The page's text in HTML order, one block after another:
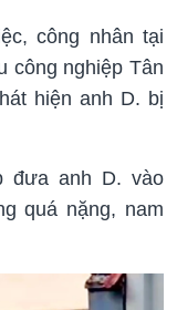
công nhân tại
công nghiệp Tân
hiện anh D. bị
đưa anh D. vào
quá nặng, nam